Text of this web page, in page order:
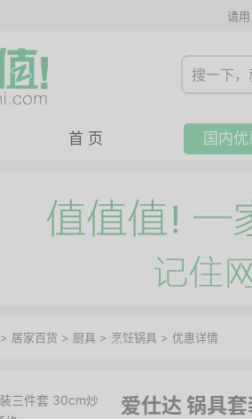
请用
首 页 国内优
> 居家百货 > 厨具 > 烹饪锅具 > 优惠详情
爱仕达 锅具